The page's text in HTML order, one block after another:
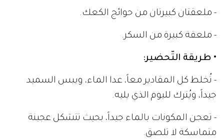
- ملعقتان كبيرتان من حوائج الكعك.
- ملعقة كبيرة من السكر.
• طريقة التّحضير:
- تُخلط كل المقادير معاً، عدا الماء، ويبس السميد
جيداً، ويُترك لليوم الذي يليه.
- تعجن المكونات بالماء جيداً، بحيث تتشكل عجينة
متماسكة لا تلصق.